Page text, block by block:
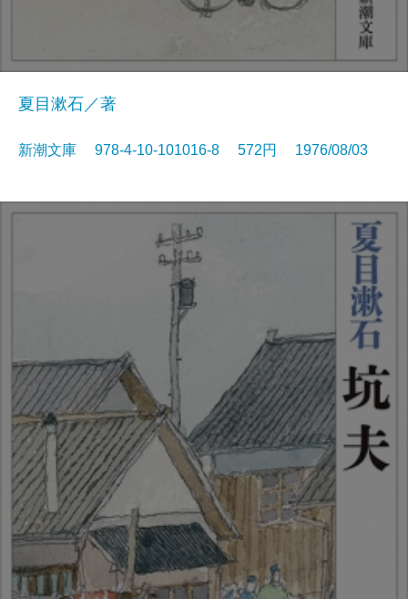
夏目漱石／著
新潮文庫 978-4-10-101016-8 572円 1976/08/03